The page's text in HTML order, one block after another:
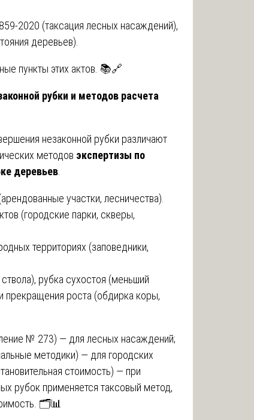
2020 (таксация лесных насаждений),
деревьев).
пункты этих актов. 📚🔗
рубки и методов расчета
незаконной рубки различают
методов экспертизы по
деревьев
участки, лесничества).
(городские парки, скверы,
территориях (заповедники,
рубка сухостоя (меньший
роста (обдирка коры,
№ 273) — для лесных насаждений;
методики) — для городских
стоимость) — при
рубок применяется таксовый метод,
🗂️📊